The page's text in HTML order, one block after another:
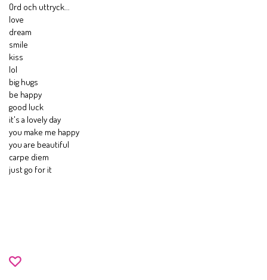
Ord och uttryck...
love
dream
smile
kiss
lol
big hugs
be happy
good luck
it's a lovely day
you make me happy
you are beautiful
carpe diem
just go for it